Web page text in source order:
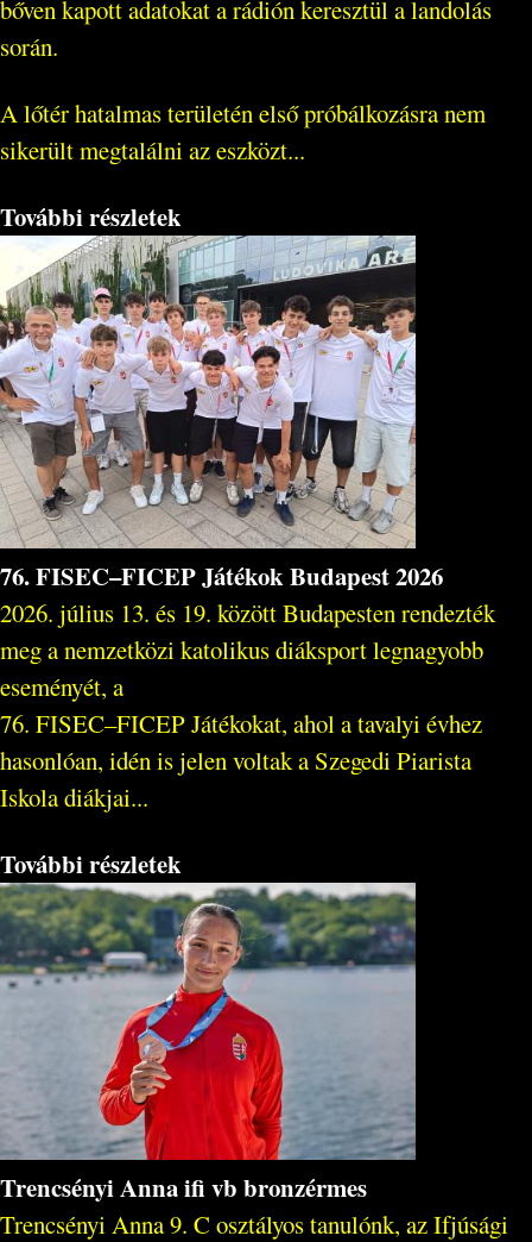
bőven kapott adatokat a rádión keresztül a landolás
során.
A lőtér hatalmas területén első próbálkozásra nem
sikerült megtalálni az eszközt...
További részletek
76. FISEC–FICEP Játékok Budapest 2026
2026. július 13. és 19. között Budapesten rendezték
meg a nemzetközi katolikus diáksport legnagyobb
eseményét, a
76. FISEC–FICEP Játékokat, ahol a tavalyi évhez
hasonlóan, idén is jelen voltak a Szegedi Piarista
Iskola diákjai...
További részletek
Trencsényi Anna ifi vb bronzérmes
Trencsényi Anna 9. C osztályos tanulónk, az Ifjúsági